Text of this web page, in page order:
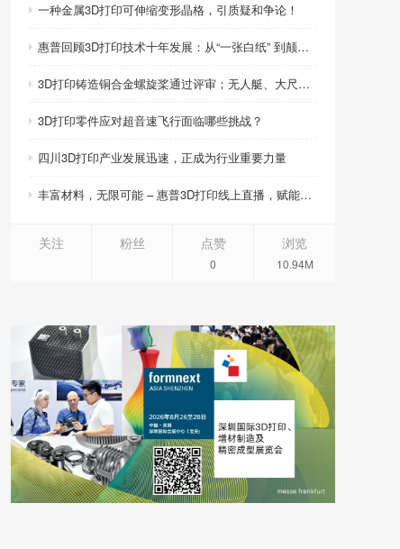
一种金属3D打印可伸缩变形晶格，引质疑和争论！
惠普回顾3D打印技术十年发展：从“一张白纸” 到颠覆性创新
3D打印铸造铜合金螺旋桨通过评审；无人艇、大尺寸热交换器3D打印；人民网报道两家3D打印企业
3D打印零件应对超音速飞行面临哪些挑战？
四川3D打印产业发展迅速，正成为行业重要力量
丰富材料，无限可能 – 惠普3D打印线上直播，赋能产品创新
关注 粉丝 点赞
0
浏览
10.94M